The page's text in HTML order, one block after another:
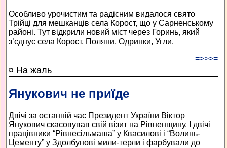
Особливо урочистим та радісним видалося свято
Трійці для мешканців села Корост, що у Сарненському
районі. Тут відкрили новий міст через Горинь, який
з’єднує села Корост, Поляни, Одринки, Угли.
=>>>=
¤ На жаль
Янукович не приїде
Двічі за останній час Президент України Віктор
Янукович скасовував свій візит на Рівненщину. І двічі
працівники “Рівнесільмаша” у Квасилові і “Волинь-
Цементу” у Здолбунові мили-терли і фарбували до